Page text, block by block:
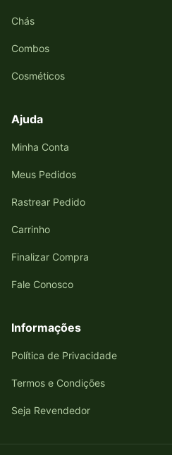
Chás
Combos
Cosméticos
Ajuda
Minha Conta
Meus Pedidos
Rastrear Pedido
Carrinho
Finalizar Compra
Fale Conosco
Informações
Política de Privacidade
Termos e Condições
Seja Revendedor